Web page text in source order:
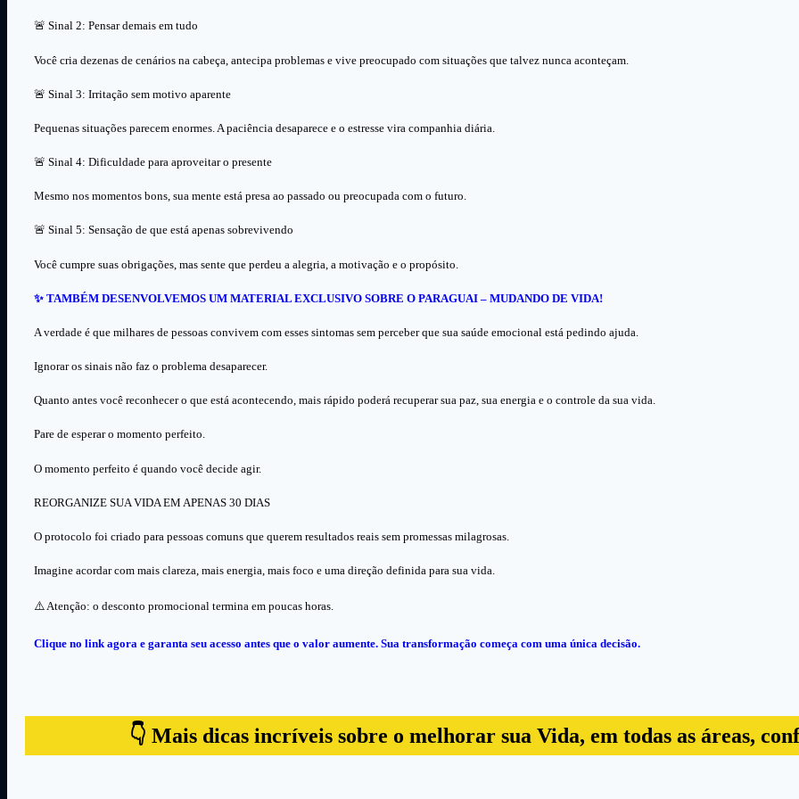
🚨 Sinal 2: Pensar demais em tudo
Você cria dezenas de cenários na cabeça, antecipa problemas e vive preocupado com situações que talvez nunca aconteçam.
🚨 Sinal 3: Irritação sem motivo aparente
Pequenas situações parecem enormes. A paciência desaparece e o estresse vira companhia diária.
🚨 Sinal 4: Dificuldade para aproveitar o presente
Mesmo nos momentos bons, sua mente está presa ao passado ou preocupada com o futuro.
🚨 Sinal 5: Sensação de que está apenas sobrevivendo
Você cumpre suas obrigações, mas sente que perdeu a alegria, a motivação e o propósito.
✨ TAMBÉM DESENVOLVEMOS UM MATERIAL EXCLUSIVO SOBRE O PARAGUAI – MUDANDO DE VIDA!
A verdade é que milhares de pessoas convivem com esses sintomas sem perceber que sua saúde emocional está pedindo ajuda.
Ignorar os sinais não faz o problema desaparecer.
Quanto antes você reconhecer o que está acontecendo, mais rápido poderá recuperar sua paz, sua energia e o controle da sua vida.
Pare de esperar o momento perfeito.
O momento perfeito é quando você decide agir.
REORGANIZE SUA VIDA EM APENAS 30 DIAS
O protocolo foi criado para pessoas comuns que querem resultados reais sem promessas milagrosas.
Imagine acordar com mais clareza, mais energia, mais foco e uma direção definida para sua vida.
⚠️ Atenção: o desconto promocional termina em poucas horas.
Clique no link agora e garanta seu acesso antes que o valor aumente. Sua transformação começa com uma única decisão.
👇 Mais dicas incríveis sobre o melhorar sua Vida, em todas as áreas,